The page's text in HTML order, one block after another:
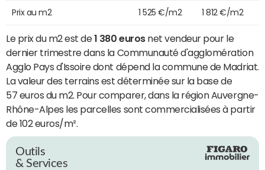
Prix au m2 1 525 €/m2 1 812 €/m2
Le prix du m2 est de1 380 eurosnet vendeur pour le
dernier trimestre dans la Communauté d'agglomération
Agglo Pays d'Issoire dont dépend la commune de Madriat.
La valeur des terrains est déterminée sur la base de
57 euros du m2. Pour comparer, dans la région Auvergne-
Rhône-Alpes les parcelles sont commercialisées à partir
de 102 euros/m².
Outils
& Services